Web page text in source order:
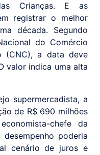
Crianças. E as
registrar o melhor
década. Segundo
do Comércio
(CNC), a data deve
valor indica uma alta
supermercadista, a
de R$ 690 milhões
chefe da
poderia
cenário de juros e